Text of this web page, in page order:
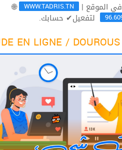
WWW.TADRIS.TN
🌐
لتفعيل✔ حسابك.
EN LIGNE /